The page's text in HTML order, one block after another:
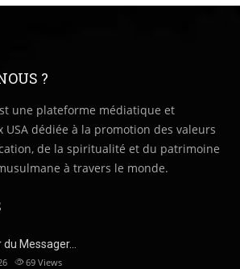
?
une plateforme médiatique et
USA dédiée à la promotion des valeurs
de la spiritualité et du patrimoine
à travers le monde.
du Messager…
69 Views